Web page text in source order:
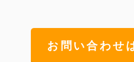
お問い合わせ